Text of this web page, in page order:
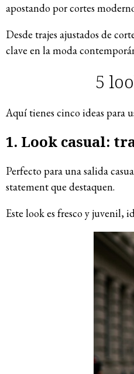
apostando por cortes
Desde trajes ajustados de
clave en la moda
5
Aquí tienes cinco ideas para
1. Look casual:
Perfecto para una salida
statement que destaquen.
Este look es fresco y juvenil,